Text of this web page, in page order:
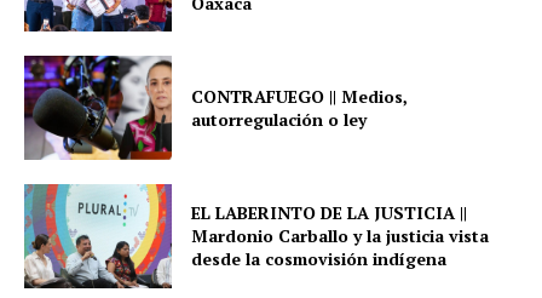
CONTRAFUEGO || Medios,
autorregulación o ley
EL LABERINTO DE LA JUSTICIA ||
Mardonio Carballo y la justicia vista
desde la cosmovisión indígena